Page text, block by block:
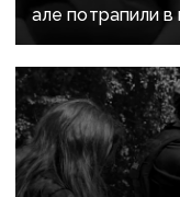
але потрапили в
провалену ІПСО